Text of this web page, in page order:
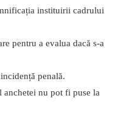
instituirii cadrului
pentru a evalua dacă s-a
penală.
nu pot fi puse la